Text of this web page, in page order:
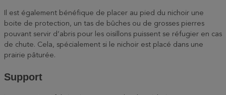
Il est également bénéfique de placer au pied du nichoir une
boite de protection, un tas de bûches ou de grosses pierres
pouvant servir d’abris pour les oisillons puissent se réfugier en cas
de chute. Cela, spécialement si le nichoir est placé dans une
prairie pâturée.
Support